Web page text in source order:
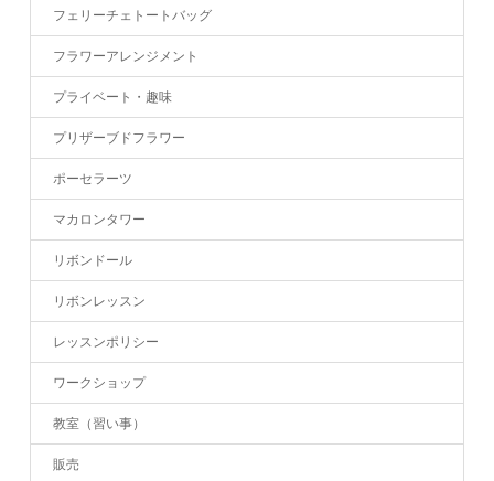
フェリーチェトートバッグ
フラワーアレンジメント
プライベート・趣味
プリザーブドフラワー
ポーセラーツ
マカロンタワー
リボンドール
リボンレッスン
レッスンポリシー
ワークショップ
教室（習い事）
販売